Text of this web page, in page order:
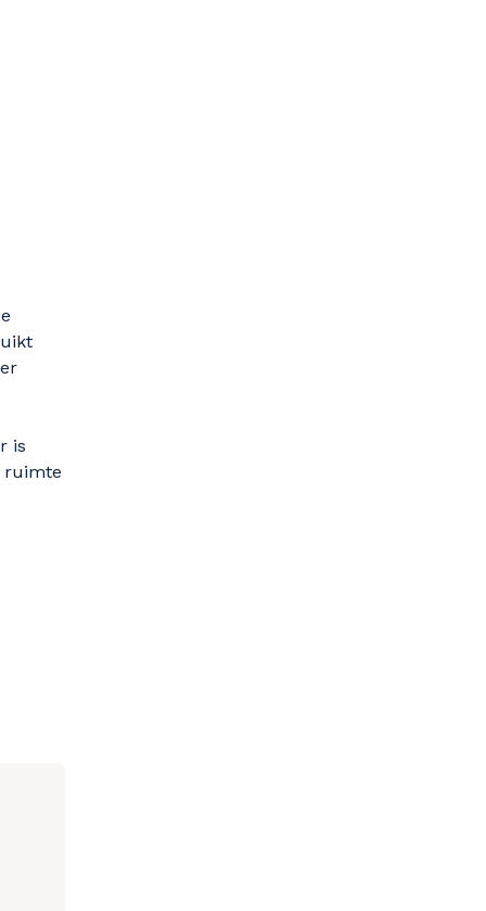
is
ruimte